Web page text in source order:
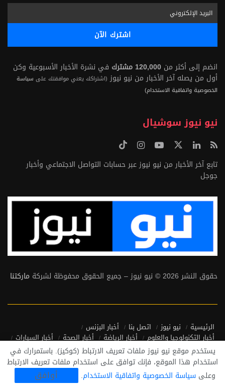
انضم إلى أكثر من 120,000 مشترك
في نشرة الأخبار الأسبوعية وكن
أول من يصله آخر الأخبار من نيو نيوز (اشتراكك يعني موافقتك على سياسة
الخصوصية واتفاقية الاستخدام)
نيو نيوز سوشيال
تابع آخر الأخبار من نيو نيوز عبر حسابات التواصل الاجتماعي وأخبار
جوجل
حقوق النشر 2026 © نيو نيوز – جميع الحقوق محفوظة لشركة ماركتنا
الرئيسية نيو نيوز اتصل بنا
أخبار البزنس
أخبار التكنولوجيا والعلوم
أخبار الرياضة أخبار الصحة
أخبار السيارات
أخبار منوعة
أخبار من حول العالم
سياسة الخصوصية واتفاقية الاستخدام
يستخدم موقع نيو نيوز ملفات تعريف الارتباط (كوكيز). باستمرارك في
استخدام هذا الموقع، فإنك توافق على استخدام ملفات تعريف الارتباط
وعلى سياسة الخصوصية واتفاقية الاستخدام. أوافق